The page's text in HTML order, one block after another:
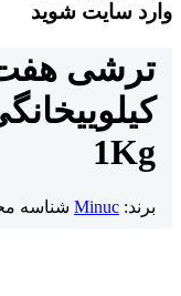
وارد سایت شوید
کیلویی
1Kg
برند: Minuc شناسه